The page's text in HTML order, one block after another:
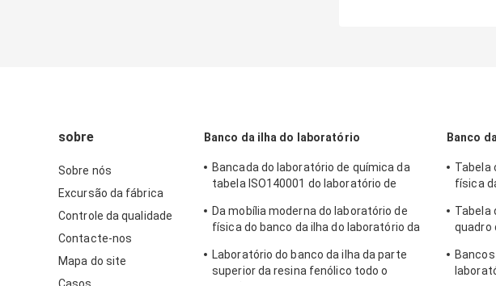
sobre
Sobre nós
Excursão da fábrica
Controle da qualidade
Contacte-nos
Mapa do site
Banco da ilha do laboratório
Bancada do laboratório de química da
tabela ISO140001 do laboratório de
Da mobília moderna do laboratório de
física do banco da ilha do laboratório da
Laboratório do banco da ilha da parte
superior da resina fenólico todo o
Banco
Tabela
física
Tabela
quadro